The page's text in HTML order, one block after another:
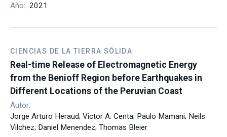
Año: 2021
CIENCIAS DE LA TIERRA SÓLIDA
Real-time Release of Electromagnetic Energy
from the Benioff Region before Earthquakes in
Different Locations of the Peruvian Coast
Autor:
Jorge Arturo Heraud; Victor A. Centa; Paulo Mamani; Neils
Vilchez; Daniel Menendez; Thomas Bleier